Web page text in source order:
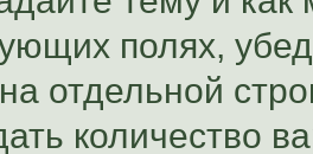
полях,
отдельной
количество